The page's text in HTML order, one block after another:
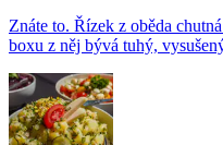
Znáte to. Řízek z oběda
boxu z něj bývá tuhý,